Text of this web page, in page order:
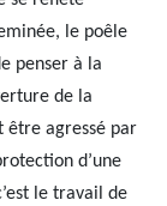
le poêle
penser à la
de la
être agressé par
d’une
le travail de